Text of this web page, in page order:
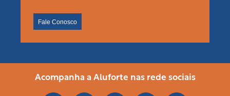
Fale Conosco
Acompanha a Aluforte nas rede sociais